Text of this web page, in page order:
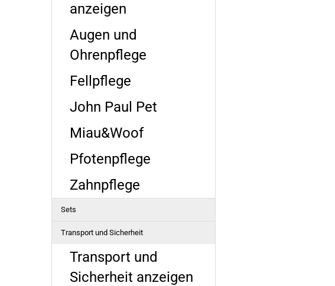
anzeigen
Augen und
Ohrenpflege
Fellpflege
John Paul Pet
Miau&Woof
Pfotenpflege
Zahnpflege
Sets
Transport und Sicherheit
Transport und
Sicherheit anzeigen